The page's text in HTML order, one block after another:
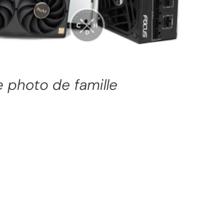
photo de famille